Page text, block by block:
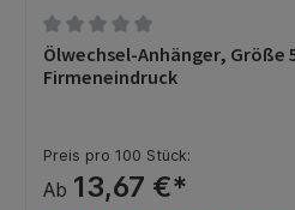
Durchschnittliche Bewertung
Ölwechsel-Anhänger, Größe
Firmeneindruck
Preis pro 100 Stück:
Ab 13,67 €*